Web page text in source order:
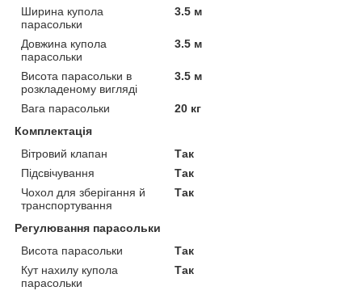
Ширина купола
парасольки
3.5 м
Довжина купола
парасольки
3.5 м
Висота парасольки в
розкладеному вигляді
3.5 м
Вага парасольки
20 кг
Комплектація
Вітровий клапан
Так
Підсвічування
Так
Чохол для зберігання й
транспортування
Так
Регулювання парасольки
Висота парасольки
Так
Кут нахилу купола
парасольки
Так